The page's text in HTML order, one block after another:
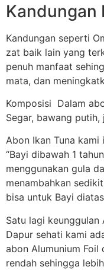
Kandungan
Kandungan seperti
zat baik lain yang
penuh manfaat
mata, dan
Komposisi Dalam
Segar, bawang
Abon Ikan Tuna
“Bayi dibawah 1
menggunakan gula
menambahkan
bisa untuk Bayi
Satu lagi keunggulan
Dapur sehati kami
abon Alumunium Foil
rendah sehingga